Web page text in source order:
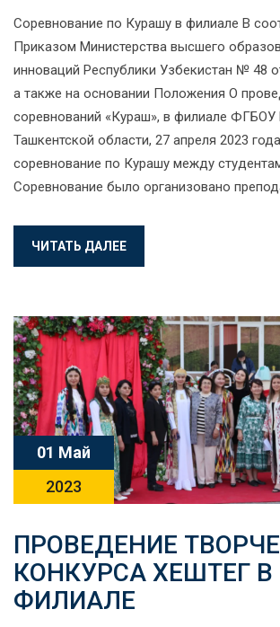
Cоревнование по Курашу в филиале В
Приказом Министерства высшего
инноваций Республики Узбекистан № 48
а также на основании Положения О
соревнований «Кураш», в филиале ФГБОУ
Ташкентской области, 27 апреля 2023
соревнование по Курашу между
Соревнование было организовано
ЧИТАТЬ ДАЛЕЕ
01 Май
2023
ПРОВЕДЕНИЕ
КОНКУРСА ХЕШТЕГ В
ФИЛИАЛЕ